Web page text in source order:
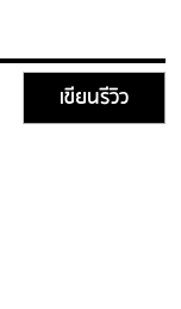
เขียนรีวิว